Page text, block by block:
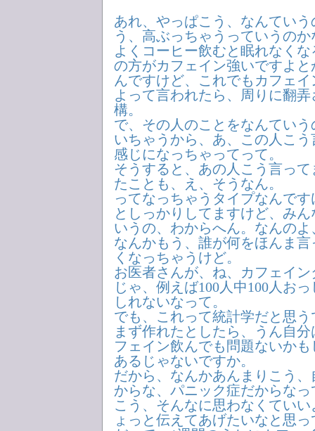
あれ、やっぱこう、なんてい
う、高ぶっちゃうっていうのか
よくコーヒー飲むと眠れなく
の方がカフェイン強いですよ
んですけど、これでもカフェ
よって言われたら、周りに翻
構。
で、その人のことをなんてい
いちゃうから、あ、この人こ
感じになっちゃってって。
そうすると、あの人こう言っ
たことも、え、そうなん。
ってなっちゃうタイプなんで
としっかりしてますけど、み
いうの、わからへん。なんの
なんかもう、誰が何をほんま
くなっちゃうけど。
お医者さんが、ね、カフェイ
じゃ、例えば100人中100人お
しれないなって。
でも、これって統計学だと思
まず作れたとしたら、うん自
フェイン飲んでも問題ないか
あるじゃないですか。
だから、なんかあんまりこう
からな、パニック症だからな
こう、そんなに思わなくてい
ょっと伝えてあげたいなと思っ